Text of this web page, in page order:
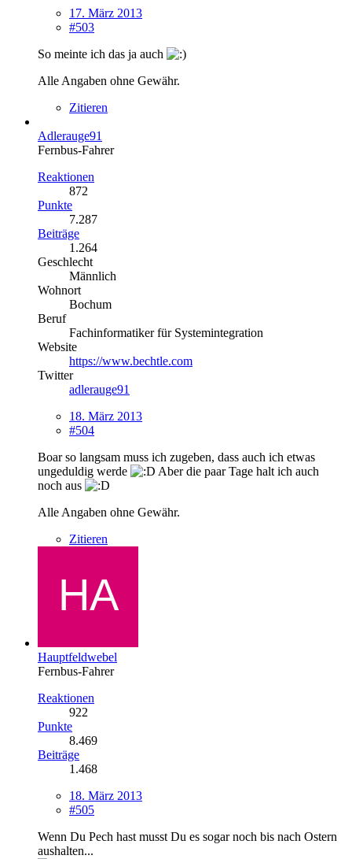
17. März 2013
#503
So meinte ich das ja auch
Alle Angaben ohne Gewähr.
Zitieren
Adlerauge91
Fernbus-Fahrer
Reaktionen
872
Punkte
7.287
Beiträge
1.264
Geschlecht
Männlich
Wohnort
Bochum
Beruf
Fachinformatiker für Systemintegration
Website
https://www.bechtle.com
Twitter
adlerauge91
18. März 2013
#504
Boar so langsam muss ich zugeben, dass auch ich etwas
ungeduldig werde
Aber die paar Tage halt ich auch
noch aus
Alle Angaben ohne Gewähr.
Zitieren
Hauptfeldwebel
Fernbus-Fahrer
Reaktionen
922
Punkte
8.469
Beiträge
1.468
18. März 2013
#505
Wenn Du Pech hast musst Du es sogar noch bis nach Ostern
aushalten...